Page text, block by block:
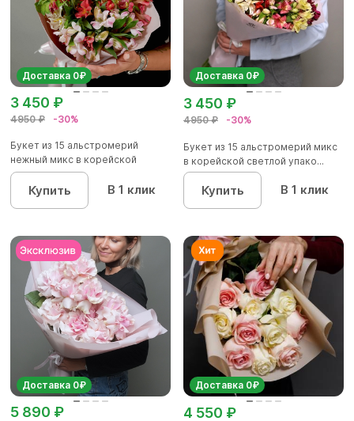
Доставка 0₽
4950 ₽ -30%
3 450 ₽
Букет из 15 альстромерий
нежный микс в корейской
упаков...
Купить В 1 клик
Доставка 0₽
4950 ₽ -30%
3 450 ₽
Букет из 15 альстромерий микс
в корейской светлой упако...
Купить В 1 клик
Доставка 0₽
5 890 ₽
Доставка 0₽
4 550 ₽